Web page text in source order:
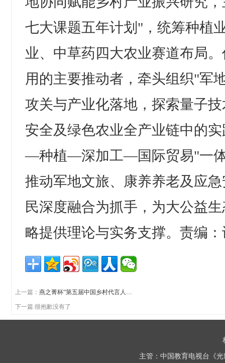
七大课题五年计划"，统筹种植
业、中草药四大农业赛道布局
用的主要推动者，牵头组织"军
攻关与产业化落地，探索量子
安全及绿色农业全产业链中的
—种植—深加工—国际贸易"一
推动军地文旅、康养养老及应
民深度融合为抓手，为大公益
略提供理论与实务支撑。责编
上一篇：燕之菁杯“第五届中国乡村代言人…
下一篇:很抱歉没有了
主管：中国教育电视台《